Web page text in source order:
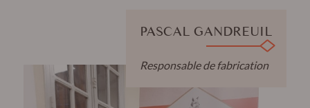
PASCAL GANDREUIL
Responsable de fabrication